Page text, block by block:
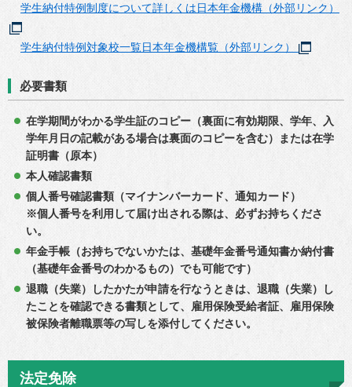
学生納付特例制度について詳しくは日本年金機構（外部リンク）
学生納付特例対象校一覧日本年金機構覧（外部リンク）
必要書類
在学期間がわかる学生証のコピー（裏面に有効期限、学年、入
学年月日の記載がある場合は裏面のコピーを含む）または在学
証明書（原本）
本人確認書類
個人番号確認書類（マイナンバーカード、通知カード）
※個人番号を利用して届け出される際は、必ずお持ちくださ
い。
年金手帳（お持ちでないかたは、基礎年金番号通知書か納付書
（基礎年金番号のわかるもの）でも可能です）
退職（失業）したかたが申請を行なうときは、退職（失業）し
たことを確認できる書類として、雇用保険受給者証、雇用保険
被保険者離職票等の写しを添付してください。
法定免除